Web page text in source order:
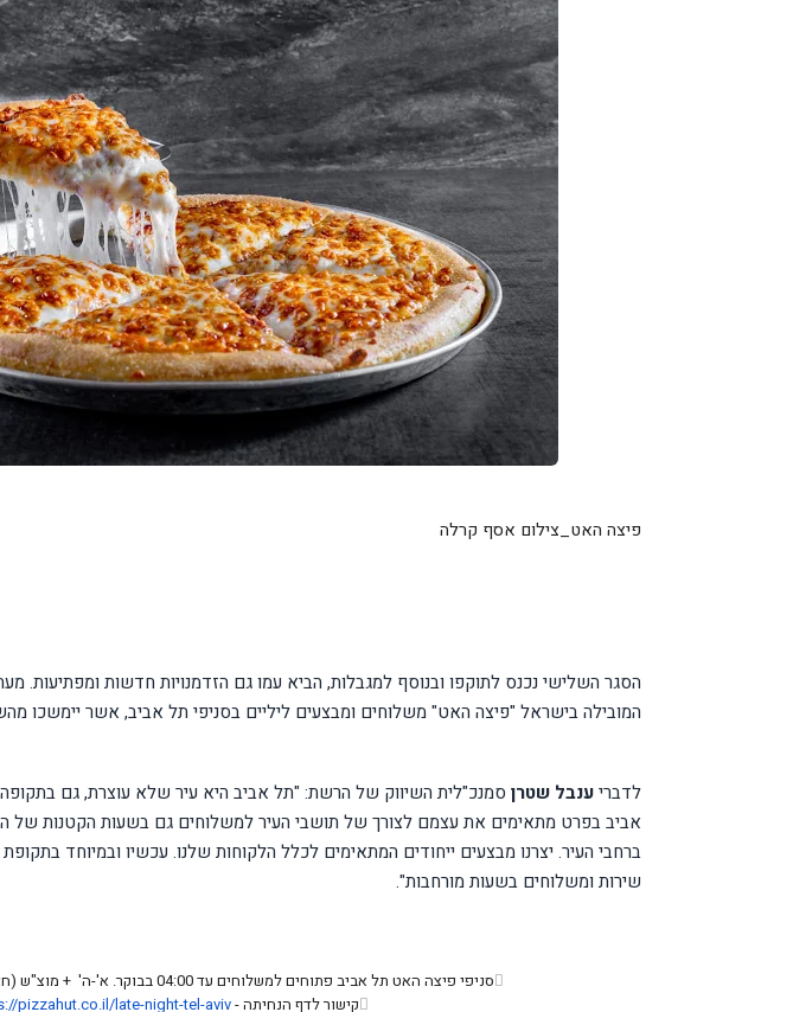
פיצה האט_צילום אסף קרלה
הסגר השלישי נכנס לתוקפו ובנוסף למגבלות, הביא עמו גם הזדמנויות חדשות ומפתיעות.
המובילה בישראל "פיצה האט" משלוחים ומבצעים ליליים בסניפי תל אביב, אשר יימשכו מהשעה 23:00 ועד 04:00 לפנות
לדבריענבל שטרן סמנכ"לית השיווק של הרשת: "תל אביב היא עיר שלא עוצרת, גם
אביב בפרט מתאימים את עצמם לצורך של תושבי העיר למשלוחים גם בשעות הקטנות של
ברחבי העיר. יצרנו מבצעים ייחודים המתאימים לכלל הלקוחות שלנו. עכשיו ובמיוחד
שירות ומשלוחים בשעות מורחבות".
סניפי פיצה האט תל אביב פתוחים למשלוחים עד 04:00 בבוקר. א'-ה' + מוצ"ש (חצי שעה לאחר יציאת השבת).
קישור לדף הנחיתה -
pizzahut.co.il/late-night-tel-aviv